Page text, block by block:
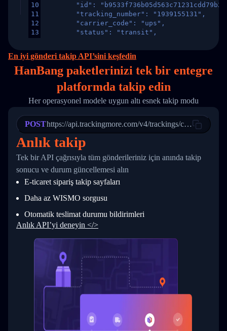
10
11
12
13
16
17
20
21
22
23
24
25
27
28
29
31
33
34
"id":
        "tracking_number": "1939155131",
        "carrier_code": "ups",
        "status": "transit",
        "itemTimeLength": 2,
        "weblink": "",
        "phone": null,
        "trackinfo": [
          {
            "Date": "2017-03-08 04: 22: 00",
"StatusDescription": "Departed
"Details": "Departed Facility
          },
          {
            "Date": "2017-03-06 15:28:00",
"StatusDescription": "Shipment
"Details": "BEIJING-
          }
        ]
      }
  }
}
En iyi gönderi takip API’sini keşfedin
HanBang paketlerinizi tek bir entegre
platformda takip edin
Her operasyonel modele uygun altı esnek takip modu
POSThttps://api.trackingmore.com/v4/trackings/create
Anlık takip
Tek bir API çağrısıyla tüm gönderileriniz için anında takip
sonucu ve durum güncellemesi alın
E-ticaret sipariş takip sayfaları
Daha az WISMO sorgusu
Otomatik teslimat durumu bildirimleri
Anlık API’yi deneyin </>